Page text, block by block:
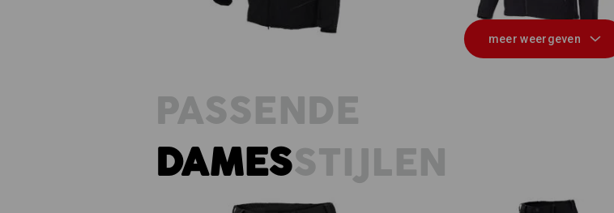
meer weergeven
PASSENDE
DAMESSTIJLEN